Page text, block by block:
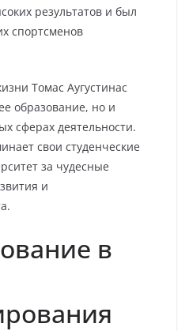
результатов и был
спортсменов
Томас Аугустинас
образование, но и
сферах деятельности.
свои студенческие
за чудесные
и
в